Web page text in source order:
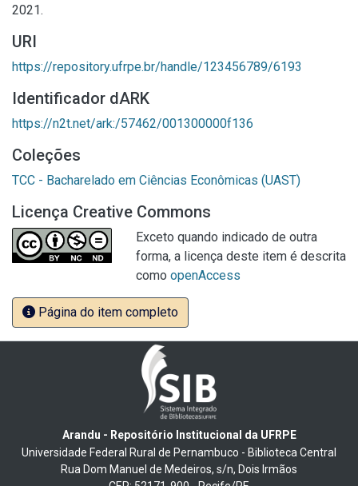
2021.
URI
https://repository.ufrpe.br/handle/123456789/6193
Identificador dARK
https://n2t.net/ark:/57462/001300000f136
Coleções
TCC - Bacharelado em Ciências Econômicas (UAST)
Licença Creative Commons
Exceto quando indicado de outra
forma, a licença deste item é descrita
como openAccess
Página do item completo
Arandu - Repositório Institucional da UFRPE
Universidade Federal Rural de Pernambuco - Biblioteca Central
Rua Dom Manuel de Medeiros, s/n, Dois Irmãos